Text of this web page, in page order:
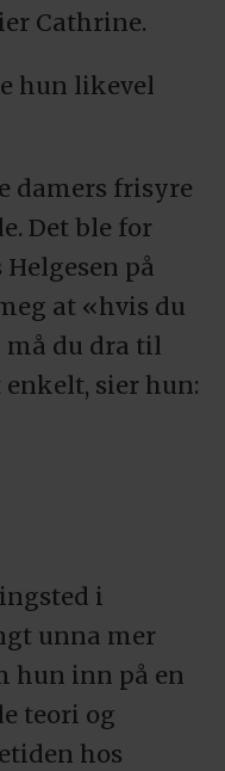
Cathrine.
hun likevel
damers frisyre
Det ble for
på
at «hvis du
må du dra til
sier hun:
i
unna mer
hun inn på en
teori og
hos